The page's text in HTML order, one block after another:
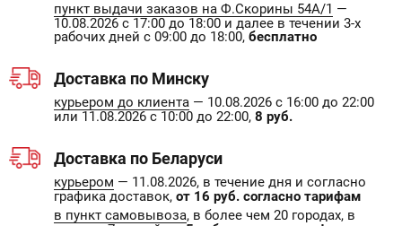
пункт выдачи заказов на Ф.Скорины 54А/1 —
10.08.2026 с 17:00 до 18:00 и далее в течении 3-х
рабочих дней с 09:00 до 18:00, бесплатно
Доставка по Минску
курьером до клиента — 10.08.2026 с 16:00 до 22:00
или 11.08.2026 с 10:00 до 22:00, 8 руб.
Доставка по Беларуси
курьером — 11.08.2026, в течение дня и согласно
графика доставок, от 16 руб. согласно тарифам
в пункт самовывоза, в более чем 20 городах, в